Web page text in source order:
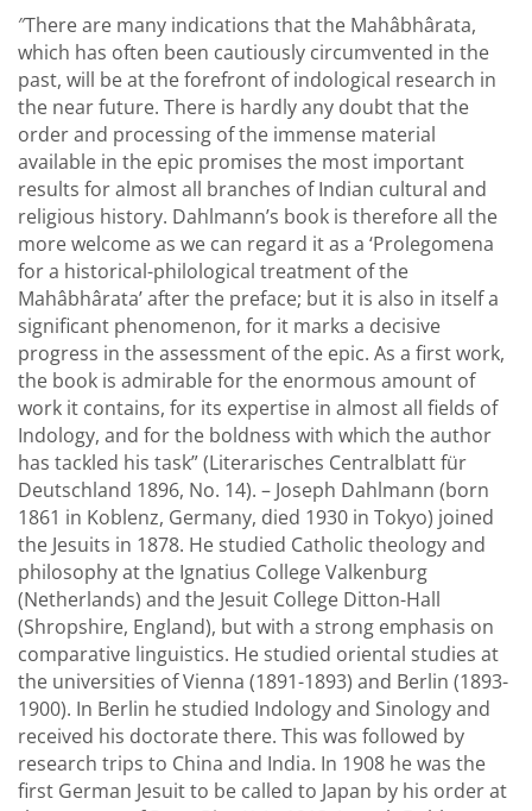
″There are many indications that the Mahâbhârata,
which has often been cautiously circumvented in the
past, will be at the forefront of indological research in
the near future. There is hardly any doubt that the
order and processing of the immense material
available in the epic promises the most important
results for almost all branches of Indian cultural and
religious history. Dahlmann’s book is therefore all the
more welcome as we can regard it as a ‘Prolegomena
for a historical-philological treatment of the
Mahâbhârata’ after the preface; but it is also in itself a
significant phenomenon, for it marks a decisive
progress in the assessment of the epic. As a first work,
the book is admirable for the enormous amount of
work it contains, for its expertise in almost all fields of
Indology, and for the boldness with which the author
has tackled his task” (Literarisches Centralblatt für
Deutschland 1896, No. 14). – Joseph Dahlmann (born
1861 in Koblenz, Germany, died 1930 in Tokyo) joined
the Jesuits in 1878. He studied Catholic theology and
philosophy at the Ignatius College Valkenburg
(Netherlands) and the Jesuit College Ditton-Hall
(Shropshire, England), but with a strong emphasis on
comparative linguistics. He studied oriental studies at
the universities of Vienna (1891-1893) and Berlin (1893-
1900). In Berlin he studied Indology and Sinology and
received his doctorate there. This was followed by
research trips to China and India. In 1908 he was the
first German Jesuit to be called to Japan by his order at